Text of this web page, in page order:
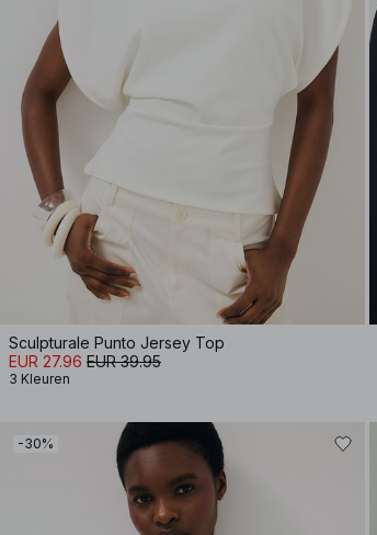
Sculpturale Punto Jersey Top
EUR 27.96 EUR 39.95
3 Kleuren
-30%